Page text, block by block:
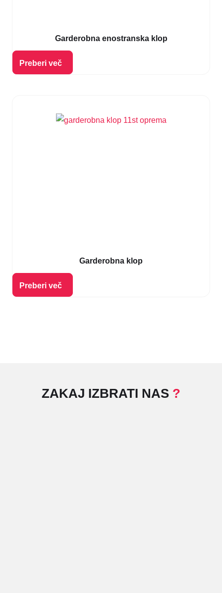
Garderobna enostranska klop
Preberi več
Izberi možnosti
Garderobna klop
Preberi več
Izberi možnosti
ZAKAJ IZBRATI NAS ?